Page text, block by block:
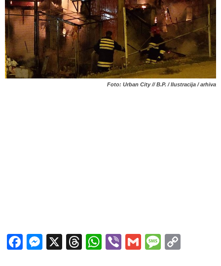
Foto: Urban City // B.P. / Ilustracija / arhiva
Facebook
Messenger
X Threads
WhatsApp
ViberGmail